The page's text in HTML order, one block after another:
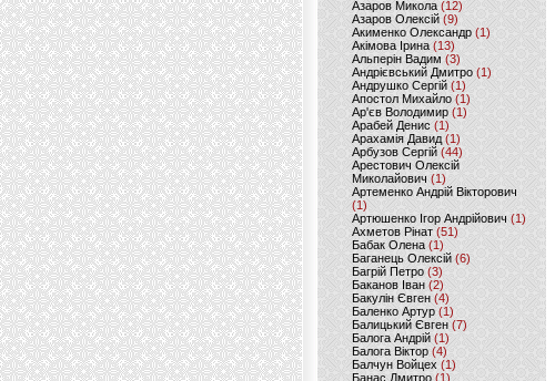
Азаров Микола (12)
Азаров Олексій (9)
Акименко Олександр(1)
Акімова Ірина(13)
Альперін Вадим (3)
Андрієвський Дмитро(1)
Андрушко Сергій(1)
Апостол Михайло(1)
Ар'єв Володимир (1)
Арабей Денис(1)
Арахамія Давид (1)
Арбузов Сергій (44)
Арестович Олексій
Миколайович(1)
Артеменко Андрій Вікторович
(1)
Артюшенко Ігор Андрійович(1)
Ахметов Рінат(51)
Бабак Олена(1)
Баганець Олексій(6)
Багрій Петро (3)
Баканов Іван(2)
Бакулін Євген (4)
Баленко Артур(1)
Балицький Євген(7)
Балога Андрій (1)
Балога Віктор (4)
Балчун Войцех (1)
Банас Дмитро (1)